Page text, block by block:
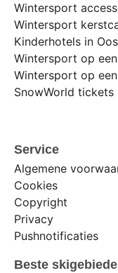
Wintersport
Wintersport
Kinderhotels in
Wintersport op
Wintersport op
SnowWorld tickets
Service
Algemene
Cookies
Copyright
Privacy
Pushnotificaties
Beste